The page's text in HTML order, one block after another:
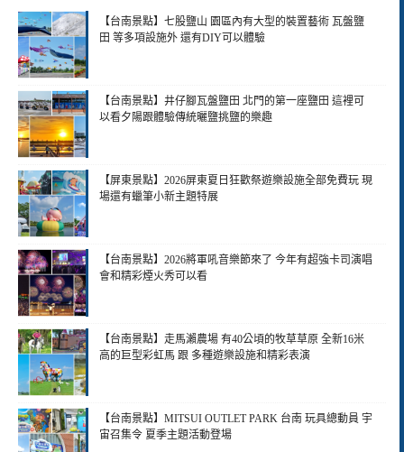
【台南景點】七股鹽山 園區內有大型的裝置藝術 瓦盤鹽
田 等多項設施外 還有DIY可以體驗
【台南景點】井仔腳瓦盤鹽田 北門的第一座鹽田 這裡可
以看夕陽跟體驗傳統曬鹽挑鹽的樂趣
【屏東景點】2026屏東夏日狂歡祭遊樂設施全部免費玩 現
場還有蠟筆小新主題特展
【台南景點】2026將軍吼音樂節來了 今年有超強卡司演唱
會和精彩煙火秀可以看
【台南景點】走馬瀨農場 有40公頃的牧草草原 全新16米
高的巨型彩虹馬 跟 多種遊樂設施和精彩表演
【台南景點】MITSUI OUTLET PARK 台南 玩具總動員 宇
宙召集令 夏季主題活動登場